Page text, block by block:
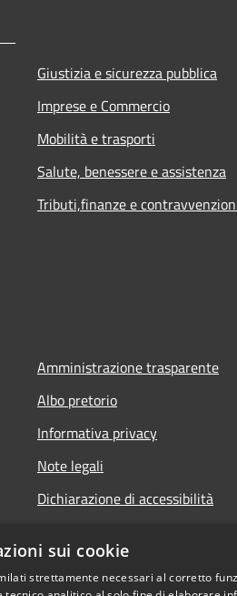
Giustizia e sicurezza pubblica
Imprese e Commercio
Mobilità e trasporti
Salute, benessere e assistenza
Tributi,finanze e
Amministrazione trasparente
Albo pretorio
Informativa privacy
Note legali
Dichiarazione di accessibilità
sui cookie
strettamente necessari al corretto